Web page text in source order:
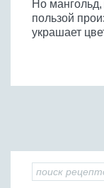
Но мангольд,
пользой
украшает